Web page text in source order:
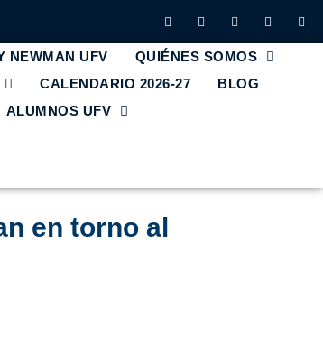
NEWMAN UFV
QUIÉNES SOMOS
CALENDARIO 2026-27
BLOG
ALUMNOS UFV
en torno al